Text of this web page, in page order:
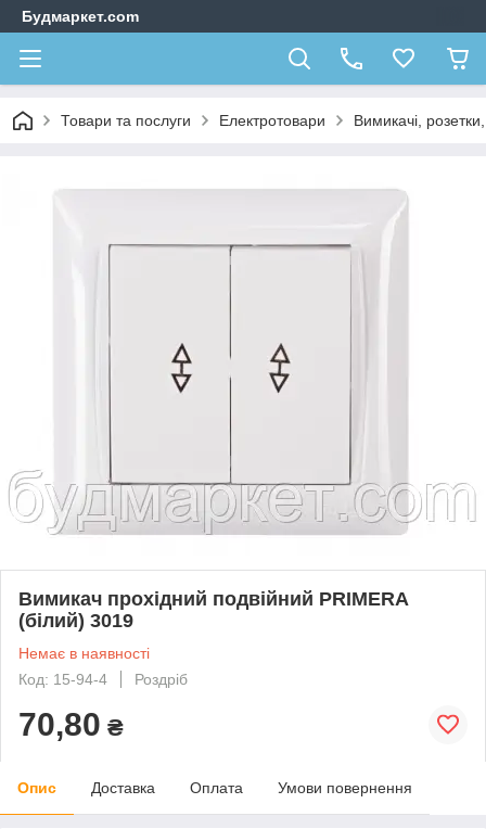
Будмаркет.com
Товари та послуги Електротовари Вимикачі,
Вимикач прохідний подвійний PRIMERA
(білий) 3019
Немає в наявності
Код: 15-94-4
Роздріб
70,80 ₴
Опис Доставка Оплата Умови повернення